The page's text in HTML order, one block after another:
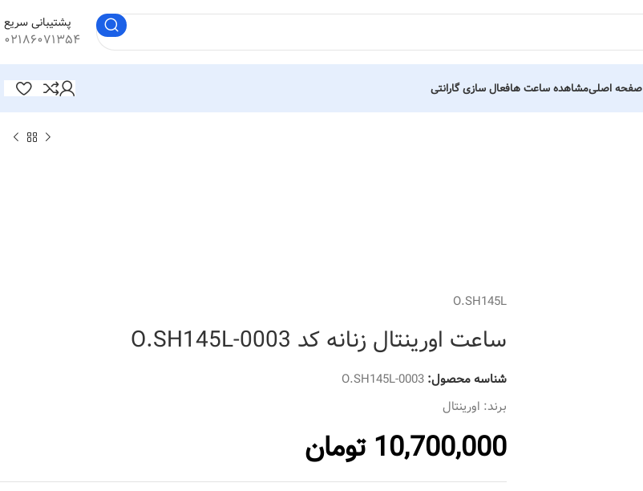
پشتیبانی سریع
۰۲۱۸۶۰۷۱۳۵۴
صفحه اصلیمشاهده ساعت هافعال سازی گارانتی
O.SH145L
ساعت اورینتال زنانه کد O.SH145L-0003
شناسه محصول: O.SH145L-0003
برند: اورینتال
10,700,000 تومان